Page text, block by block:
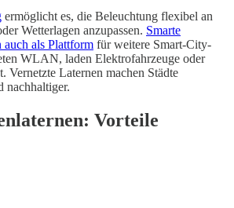
ermöglicht es, die Beleuchtung flexibel an
Wetterlagen anzupassen. Smarte
auch als Plattform für weitere Smart-City-
WLAN, laden Elektrofahrzeuge oder
Vernetzte Laternen machen Städte
nachhaltiger.
Vorteile